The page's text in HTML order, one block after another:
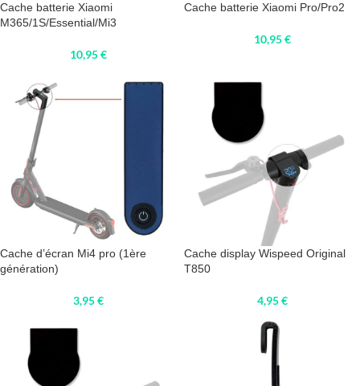
Cache batterie Xiaomi
M365/1S/Essential/Mi3
10,95€
Cache batterie Xiaomi Pro/Pro2
10,95€
Cache d’écran Mi4 pro (1ère
génération)
3,95€
Cache display Wispeed Original
T850
4,95€